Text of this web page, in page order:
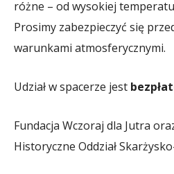
różne – od wysokiej
Prosimy zabezpieczyć się
warunkami atmosferycznymi.
Udział w spacerze jest
Fundacja Wczoraj dla Jutra
Historyczne Oddział